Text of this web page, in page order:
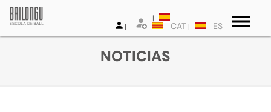
CAT ES
NOTICIAS